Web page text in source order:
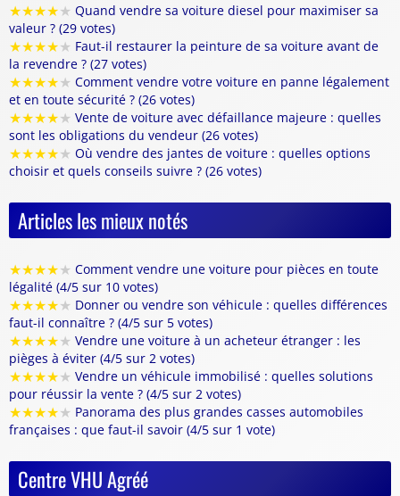
★★★★★ Quand vendre sa voiture diesel pour maximiser sa
valeur ? (29 votes)
★★★★★ Faut-il restaurer la peinture de sa voiture avant de
la revendre ? (27 votes)
★★★★★ Comment vendre votre voiture en panne légalement
et en toute sécurité ? (26 votes)
★★★★★ Vente de voiture avec défaillance majeure : quelles
sont les obligations du vendeur (26 votes)
★★★★★ Où vendre des jantes de voiture : quelles options
choisir et quels conseils suivre ? (26 votes)
Articles les mieux notés
★★★★★ Comment vendre une voiture pour pièces en toute
légalité (4/5 sur 10 votes)
★★★★★ Donner ou vendre son véhicule : quelles différences
faut-il connaître ? (4/5 sur 5 votes)
★★★★★ Vendre une voiture à un acheteur étranger : les
pièges à éviter (4/5 sur 2 votes)
★★★★★ Vendre un véhicule immobilisé : quelles solutions
pour réussir la vente ? (4/5 sur 2 votes)
★★★★★ Panorama des plus grandes casses automobiles
françaises : que faut-il savoir (4/5 sur 1 vote)
Centre VHU Agréé